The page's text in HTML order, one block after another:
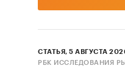
СТАТЬЯ, 5 АВГУСТА
РБК ИССЛЕДОВАНИЯ